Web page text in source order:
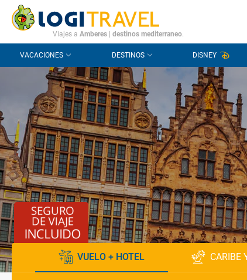
CONTACTO PREGUNTAS FRECUENTES
Viajes a Amberes destinos mediterraneo.
VACACIONES DESTINOS DISNEY
VUELO + HOTEL CARIBE